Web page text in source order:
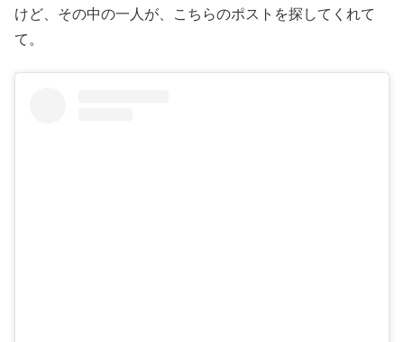
けど、その中の一人が、こちらのポストを探してくれて
て。